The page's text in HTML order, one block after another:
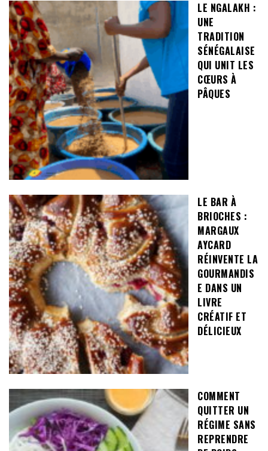
LE NGALAKH :
UNE
TRADITION
SÉNÉGALAISE
QUI UNIT LES
CŒURS À
PÂQUES
LE BAR À
BRIOCHES :
MARGAUX
AYCARD
RÉINVENTE LA
GOURMANDIS
E DANS UN
LIVRE
CRÉATIF ET
DÉLICIEUX
COMMENT
QUITTER UN
RÉGIME SANS
REPRENDRE